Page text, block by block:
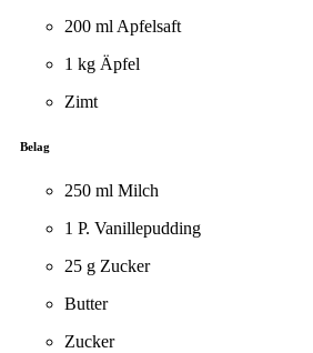
200 ml Apfelsaft
1 kg Äpfel
Zimt
Belag
250 ml Milch
1 P. Vanillepudding
25 g Zucker
Butter
Zucker